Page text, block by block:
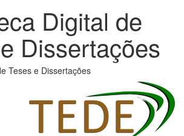
Digital de
Dissertações
Teses e Dissertações